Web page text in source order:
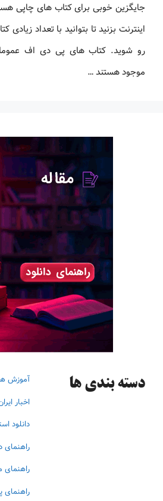
جایگزین خوبی برای کتاب های چاپی
اینترنت بزنید تا بتوانید با تعداد
رو شوید. کتاب های پی دی اف
موجود هستند …
دسته‌ بندی ها آموزش
اخبار
دانلود
راهنمای
راهنمای
راهنمای